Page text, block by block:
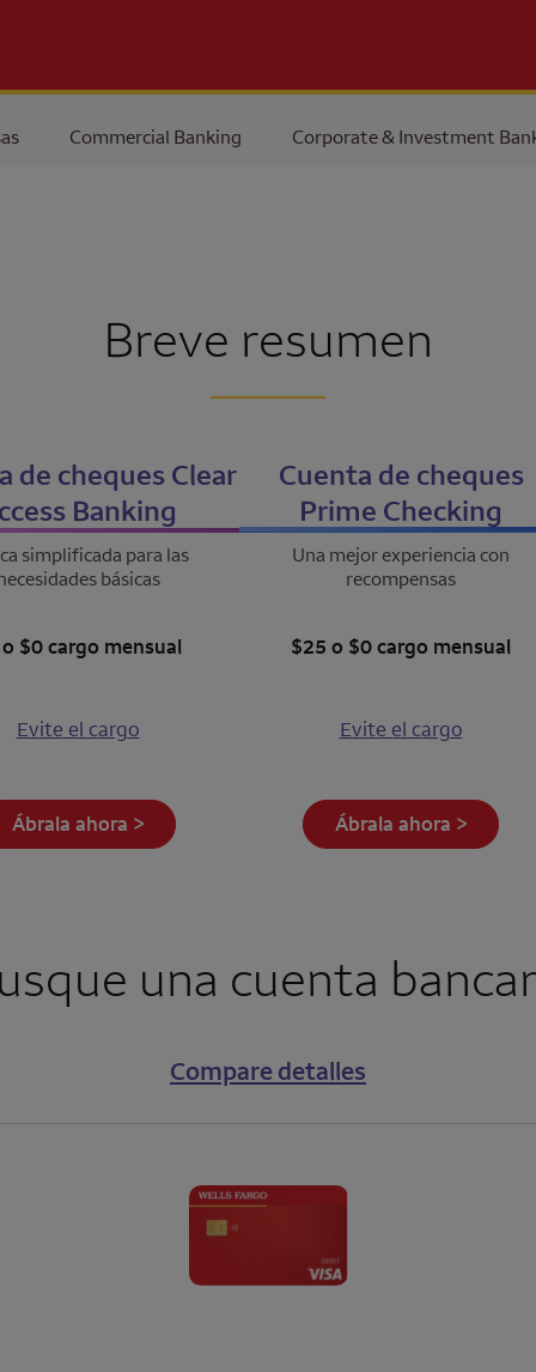
Commercial Banking Corporate & Investment
Breve resumen
de chequesClear
Banking
Cuenta de cheques
Prime Checking
simplificada para las
básicas
Una mejor experiencia con
recompensas
$0 cargo mensual $25 o $0 cargo mensual
Evite el cargo Evite el cargo
Ábrala ahora > Ábrala ahora >
una cuenta
Compare detalles